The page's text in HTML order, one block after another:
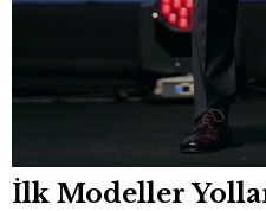
İlk Modeller